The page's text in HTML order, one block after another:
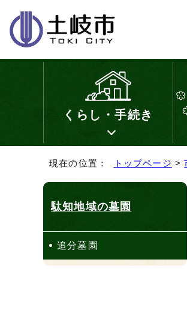
くらし・手続き
現在の位置： トップページ >
駄知地域の墓園
追分墓園